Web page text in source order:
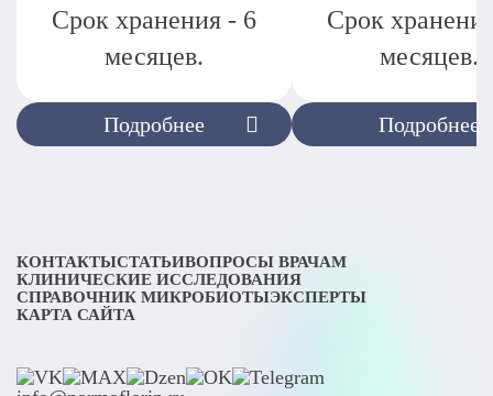
Подробнее
Срок хранения - 6
месяцев.
Подробнее
Срок
месяцев.
КОНТАКТЫСТАТЬИВОПРОСЫ ВРАЧАМ
КЛИНИЧЕСКИЕ ИССЛЕДОВАНИЯ
СПРАВОЧНИК МИКРОБИОТЫЭКСПЕРТЫ
КАРТА САЙТА